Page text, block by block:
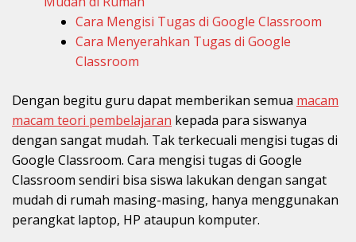
Cara Mengisi Tugas di Google Classroom
Cara Menyerahkan Tugas di Google
Classroom
Dengan begitu guru dapat memberikan semua macam
macam teori pembelajaran kepada para siswanya
dengan sangat mudah. Tak terkecuali mengisi tugas di
Google Classroom. Cara mengisi tugas di Google
Classroom sendiri bisa siswa lakukan dengan sangat
mudah di rumah masing-masing, hanya menggunakan
perangkat laptop, HP ataupun komputer.